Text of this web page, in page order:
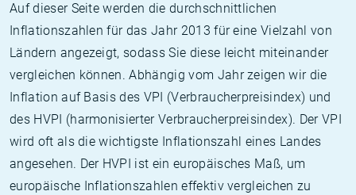
Auf dieser Seite werden die durchschnittlichen
Inflationszahlen für das Jahr 2013 für eine Vielzahl von
Ländern angezeigt, sodass Sie diese leicht miteinander
vergleichen können. Abhängig vom Jahr zeigen wir die
Inflation auf Basis des VPI (Verbraucherpreisindex) und
des HVPI (harmonisierter Verbraucherpreisindex). Der VPI
wird oft als die wichtigste Inflationszahl eines Landes
angesehen. Der HVPI ist ein europäisches Maß, um
europäische Inflationszahlen effektiv vergleichen zu